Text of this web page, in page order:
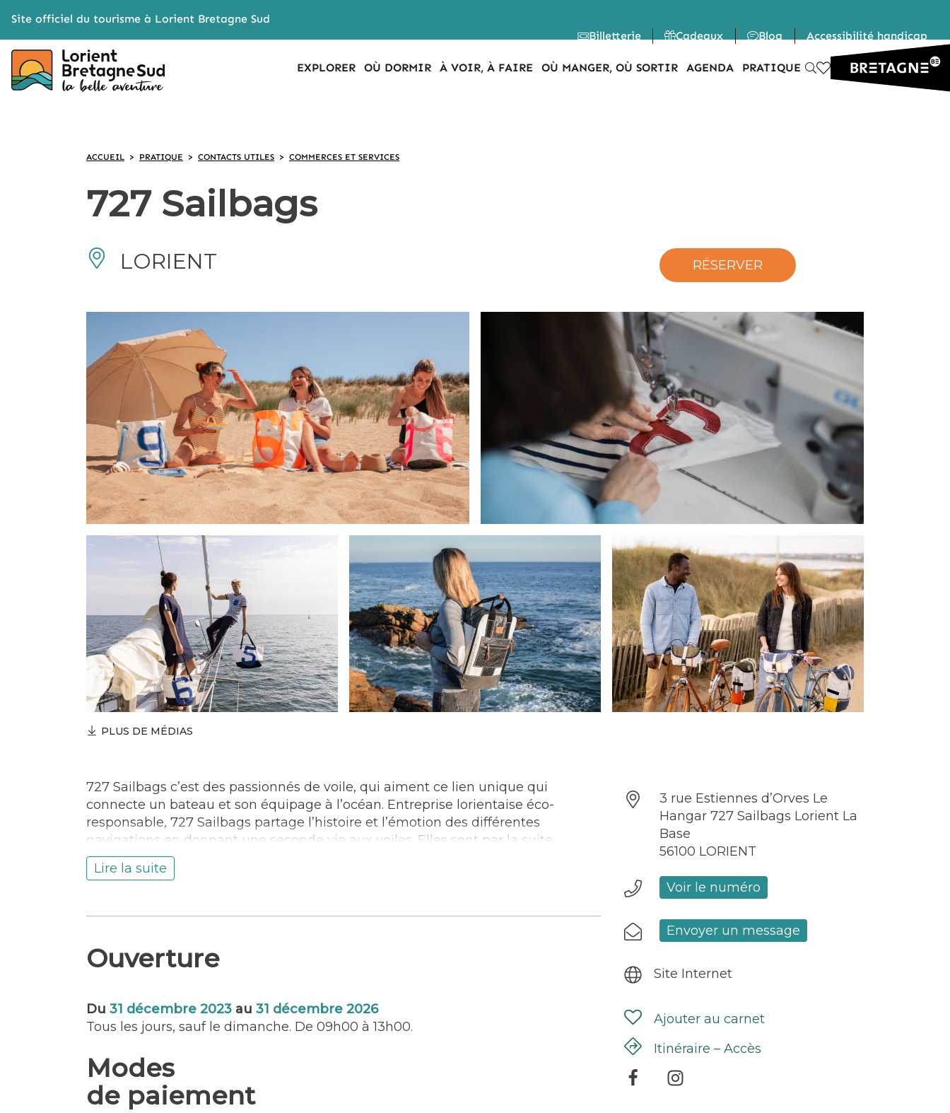
Site officiel du tourisme à Lorient Bretagne Sud
Billetterie
Cadeaux Blog Accessibilité handicap
EXPLORER OÙ DORMIR À VOIR, À FAIRE OÙ MANGER, OÙ SORTIR AGENDA PRATIQUE
ACCUEIL > PRATIQUE > CONTACTS UTILES > COMMERCES ET SERVICES
727 Sailbags
LORIENT RÉSERVER
PLUS DE MÉDIAS
727 Sailbags c’est des passionnés de voile, qui aiment ce lien unique qui
connecte un bateau et son équipage à l’océan. Entreprise lorientaise éco-
responsable, 727 Sailbags partage l’histoire et l’émotion des différentes
navigations en donnant une seconde vie aux voiles. Elles sont par la suite
transformées en bagagerie, prêt-à-porter et en objets de décoration. Cousu sur
chaque produit, le certificat d’origine retrace l’histoire de la voile que nous avons
Notre histoire et notre atelier vous intéressent ?
personnes en situation de handicap. Concept Store « Le Hangar », 3 rue
d’Estienne d’Orves, 56100 Lorient — conceptstore@727sailbags.com
Commerce
Cadeaux – Souvenirs
Chaussures – Maroquinerie
Vêtements – Mode
Accessible aux personnes en situation de handicap (conformément à la
Lire la suite
Ouverture
Du 31 décembre 2023 au 31 décembre 2026
Tous les jours, sauf le dimanche. De 09h00 à 13h00.
Modes
de paiement
3 rue Estiennes d’Orves Le
Hangar 727 Sailbags Lorient La
Base
56100 LORIENT
Voir le numéro
Envoyer un message
Site Internet
Ajouter au carnet
Itinéraire – Accès